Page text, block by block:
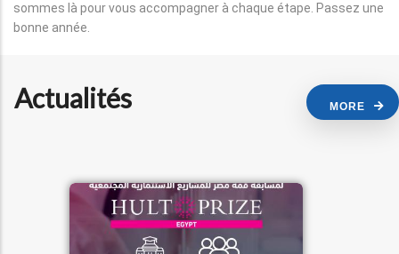
sommes là pour vous accompagner à chaque étape. Passez une
bonne année.
Actualités MORE